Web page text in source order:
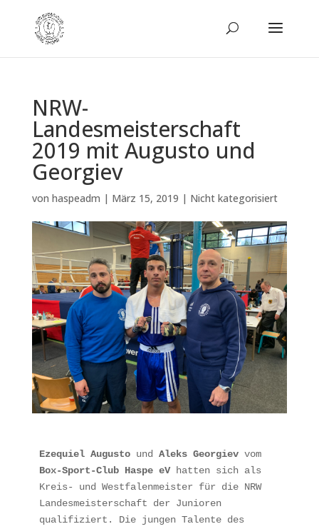
NRW-
Landesmeisterschaft
2019 mit Augusto und
Georgiev
von haspeadm | März 15, 2019 | Nicht kategorisiert
Ezequiel Augusto und Aleks Georgiev
vom
Box-Sport-Club Haspe eV hatten sich als
Kreis- und Westfalenmeister für die NRW
Landesmeisterschaft der Junioren
qualifiziert. Die jungen Talente des